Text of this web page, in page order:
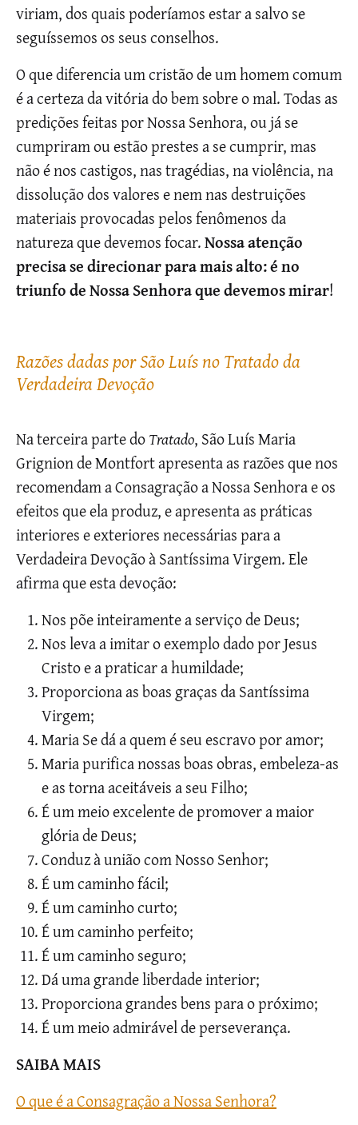
viriam, dos quais poderíamos estar a salvo se
seguíssemos os seus conselhos.
O que diferencia um cristão de um homem comum
é a certeza da vitória do bem sobre o mal. Todas as
predições feitas por Nossa Senhora, ou já se
cumpriram ou estão prestes a se cumprir, mas
não é nos castigos, nas tragédias, na violência, na
dissolução dos valores e nem nas destruições
materiais provocadas pelos fenômenos da
natureza que devemos focar.Nossa atenção
precisa se direcionar para mais alto: é no
triunfo de Nossa Senhora que devemos mirar!
Razões dadas por São Luís no Tratado da
Verdadeira Devoção
Na terceira parte doTratado, São Luís Maria
Grignion de Montfort apresenta as razões que nos
recomendam a Consagração a Nossa Senhora e os
efeitos que ela produz, e apresenta as práticas
interiores e exteriores necessárias para a
Verdadeira Devoção à Santíssima Virgem. Ele
afirma que esta devoção:
Nos põe inteiramente a serviço de Deus;
Nos leva a imitar o exemplo dado por Jesus
Cristo e a praticar a humildade;
Proporciona as boas graças da Santíssima
Virgem;
Maria Se dá a quem é seu escravo por amor;
Maria purifica nossas boas obras, embeleza-as
e as torna aceitáveis a seu Filho;
É um meio excelente de promover a maior
glória de Deus;
Conduz à união com Nosso Senhor;
É um caminho fácil;
É um caminho curto;
É um caminho perfeito;
É um caminho seguro;
Dá uma grande liberdade interior;
Proporciona grandes bens para o próximo;
É um meio admirável de perseverança.
SAIBA MAIS
O que é a Consagração a Nossa Senhora?